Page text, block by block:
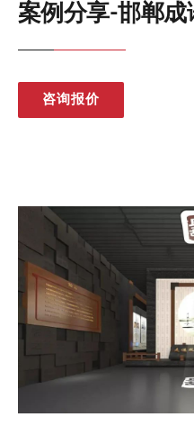
案例分享-邯郸
咨询报价